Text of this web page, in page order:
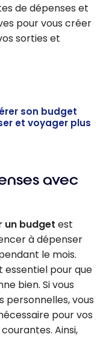
de dépenses et
pour vous créer
sorties et
son budget
et voyager plus
avec
un budget est
à dépenser
le mois.
essentiel pour que
bien. Si vous
vous
pour vos
Ainsi,